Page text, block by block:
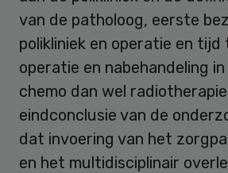
van de patholoog, eerste
polikliniek en operatie en tijd
operatie en nabehandeling
chemo dan wel
eindconclusie van de
dat invoering van het
en het multidisciplinair